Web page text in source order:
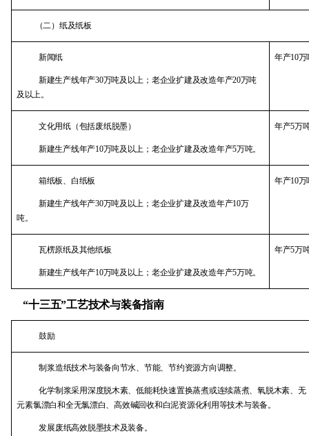
（二）纸及纸板
新闻纸
新建生产线年产30万吨及以上；老企业扩建及改造年产20万吨
及以上。
年产10万
文化用纸（包括废纸脱墨）
新建生产线年产10万吨及以上；老企业扩建及改造年产5万吨。
年产5万
箱纸板、白纸板
新建生产线年产30万吨及以上；老企业扩建及改造年产10万
吨。
年产10万
瓦楞原纸及其他纸板
新建生产线年产10万吨及以上；老企业扩建及改造年产5万吨。
年产5万
“十三五”工艺技术与装备指南
鼓励
制浆造纸技术与装备向节水、节能、节约资源方向调整。
化学制浆采用深度脱木素、低能耗快速置换蒸煮或连续蒸煮、氧脱木素、无
元素氯漂白和全无氯漂白、高效碱回收和白泥资源化利用等技术与装备。
发展废纸高效脱墨技术及装备。